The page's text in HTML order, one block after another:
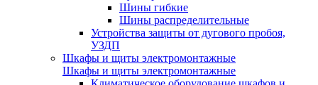
Шины гибкие
Шины распределительные
Устройства защиты от дугового пробоя,
УЗДП
Шкафы и щиты электромонтажные
Шкафы и щиты электромонтажные